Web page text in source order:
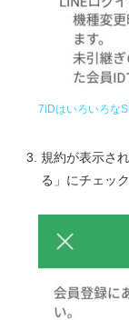
7iDはいろいろな
規約が表示さ
る」にチェッ